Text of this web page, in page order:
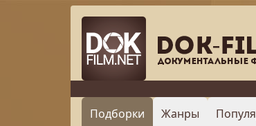
Подборки Жанры